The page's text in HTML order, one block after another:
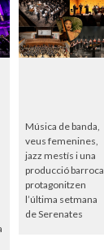
Música de banda,
veus femenines,
jazz mestís i una
producció barroca
protagonitzen
l’última setmana
de Serenates